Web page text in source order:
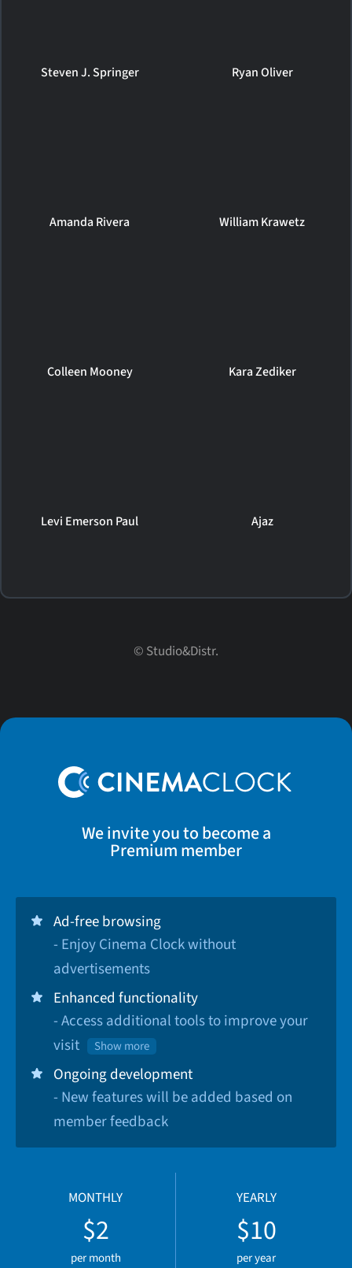
Steven J. Springer Ryan Oliver
Amanda Rivera William Krawetz
Colleen Mooney Kara Zediker
Levi Emerson Paul Ajaz
© Studio&Distr.
We invite you to become a
Premium member
Ad-free browsing
- Enjoy Cinema Clock without
advertisements
Enhanced functionality
- Access additional tools to improve your
visit
Show more
Ongoing development
- New features will be added based on
member feedback
MONTHLY
$2
per month
YEARLY
$10
per year